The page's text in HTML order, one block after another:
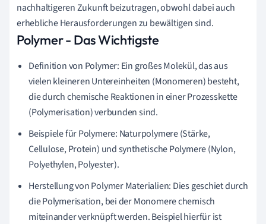
nachhaltigeren Zukunft beizutragen, obwohl dabei auch
erhebliche Herausforderungen zu bewältigen sind.
Polymer - Das Wichtigste
Definition von Polymer: Ein großes Molekül, das aus
vielen kleineren Untereinheiten (Monomeren) besteht,
die durch chemische Reaktionen in einer Prozesskette
(Polymerisation) verbunden sind.
Beispiele für Polymere: Naturpolymere (Stärke,
Cellulose, Protein) und synthetische Polymere (Nylon,
Polyethylen, Polyester).
Herstellung von Polymer Materialien: Dies geschiet durch
die Polymerisation, bei der Monomere chemisch
miteinander verknüpft werden. Beispiel hierfür ist